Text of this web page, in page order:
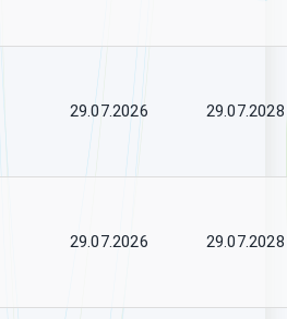
29.07.2026 29.07.2028
29.07.2026 29.07.2028